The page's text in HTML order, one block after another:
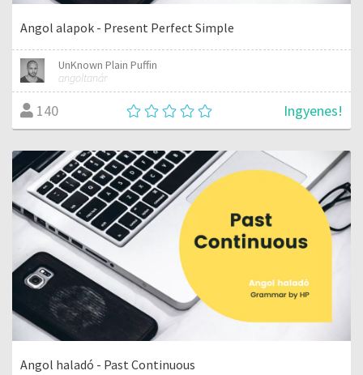
Angol alapok - Present Perfect Simple
UnKnown Plain Puffin
angoltanár
140 Ingyenes!
Angol haladó - Past Continuous